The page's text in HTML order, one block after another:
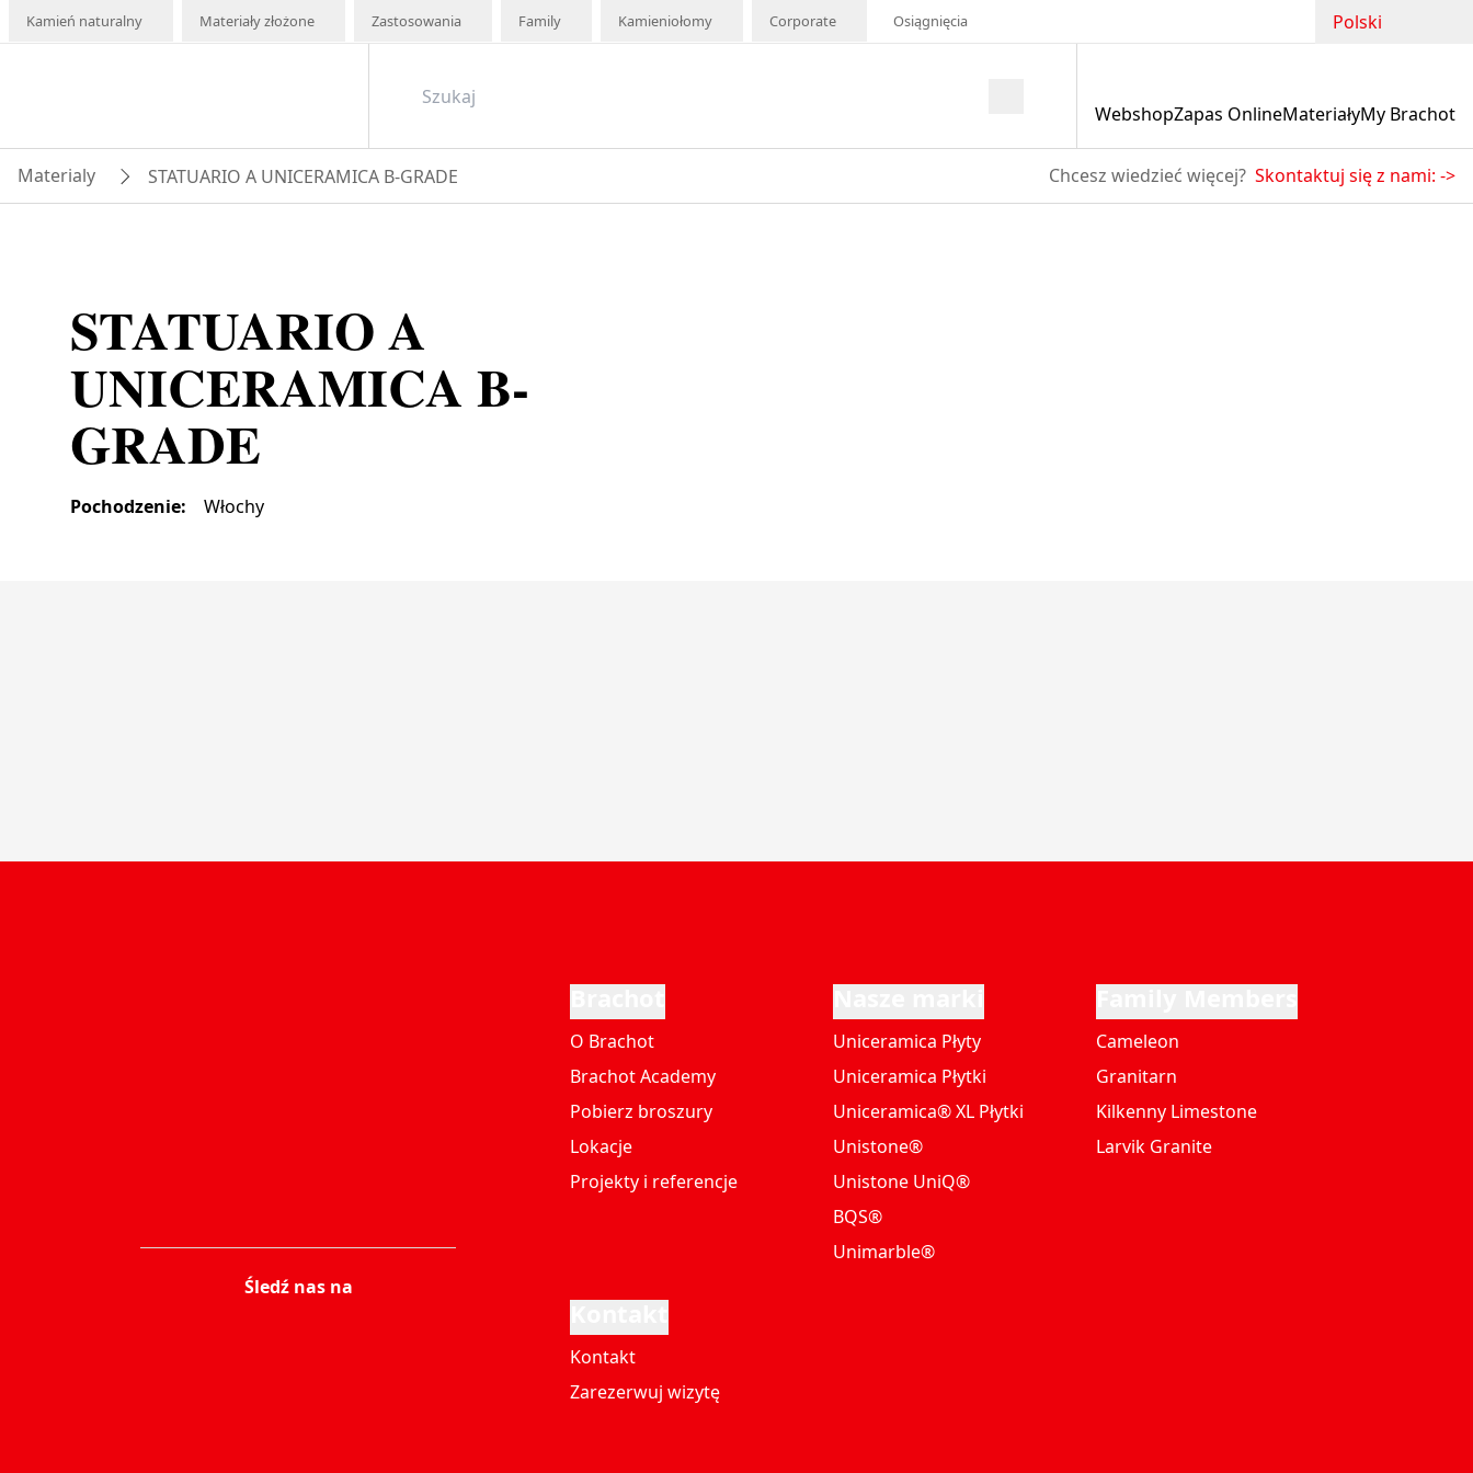
Kamień naturalny Materiały złożone Zastosowania Family Kamieniołomy Corporate Osiągnięcia Polski
WebshopZapas OnlineMateriałyMy Brachot
Materialy STATUARIO A UNICERAMICA B-GRADE Chcesz wiedzieć więcej? Skontaktuj się z nami: ->
STATUARIO A
UNICERAMICA B-
GRADE
Pochodzenie: Włochy
Śledź nas na
O Brachot
Brachot Academy
Pobierz broszury
Lokacje
Projekty i referencje
Uniceramica Płyty
Uniceramica Płytki
Uniceramica® XL Płytki
Unistone®
Unistone UniQ®
BQS®
Unimarble®
Cameleon
Granitarn
Kilkenny Limestone
Larvik Granite
Kontakt
Zarezerwuj wizytę